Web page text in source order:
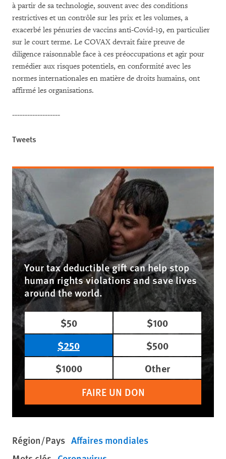
à partir de sa technologie, souvent avec des conditions
restrictives et un contrôle sur les prix et les volumes, a
exacerbé les pénuries de vaccins anti-Covid-19, en particulier
sur le court terme. Le COVAX devrait faire preuve de
diligence raisonnable face à ces préoccupations et agir pour
remédier aux risques potentiels, en conformité avec les
normes internationales en matière de droits humains, ont
affirmé les organisations.
-------------------
Tweets
Your tax deductible gift can help stop
human rights violations and save lives
around the world.
$50
$100
$250
$500
$1000
Other
FAIRE UN DON
Région/Pays Affaires mondiales